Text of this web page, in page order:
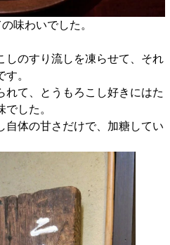
味わいでした。
しのすり流しを凍らせて、それ
。
れて、とうもろこし好きにはた
した。
自体の甘さだけで、加糖してい